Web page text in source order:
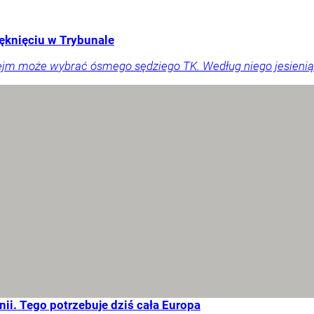
w Trybunale
może wybrać ósmego sędziego TK. Według niego jesienią
Tego potrzebuje dziś cała Europa